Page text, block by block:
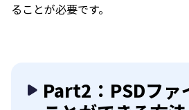
ることが必要です。
Part2：PSDファ